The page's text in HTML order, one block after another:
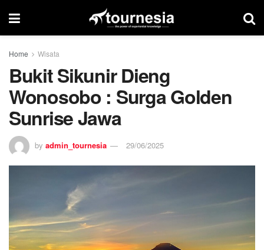
Home Wisata
Bukit Sikunir Dieng
Wonosobo : Surga Golden
Sunrise Jawa
by admin_tournesia 29/06/2025